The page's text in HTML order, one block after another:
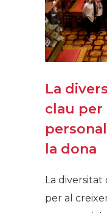
La
clau per
la dona
La diversitat
per al